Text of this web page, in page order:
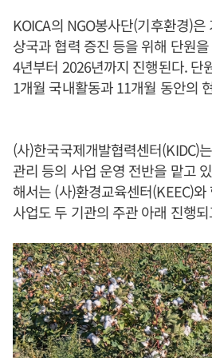
KOICA의 NGO봉사단(기후환경)
상국과 협력 증진 등을 위해 단원
4년부터 2026년까지 진행된다. 단
1개월 국내활동과 11개월 동안의
(사)한국국제개발협력센터(KIDC)
관리 등의 사업 운영 전반을 맡고
해서는 (사)환경교육센터(KEEC)
사업도 두 기관의 주관 아래 진행